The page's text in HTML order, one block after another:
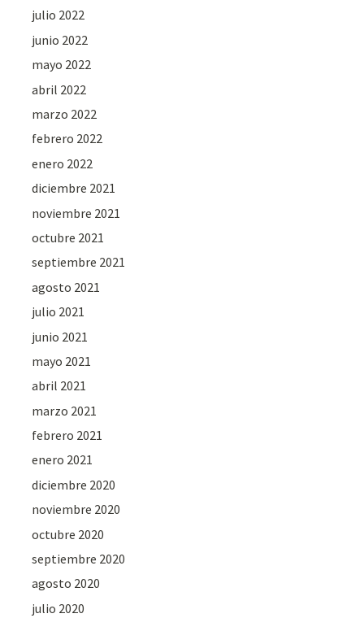
julio 2022
junio 2022
mayo 2022
abril 2022
marzo 2022
febrero 2022
enero 2022
diciembre 2021
noviembre 2021
octubre 2021
septiembre 2021
agosto 2021
julio 2021
junio 2021
mayo 2021
abril 2021
marzo 2021
febrero 2021
enero 2021
diciembre 2020
noviembre 2020
octubre 2020
septiembre 2020
agosto 2020
julio 2020